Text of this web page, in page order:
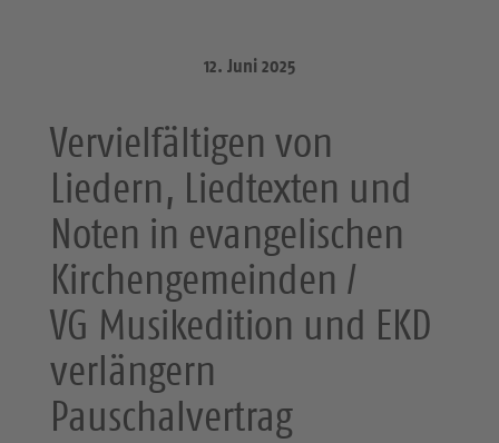
12. Juni 2025
Vervielfältigen von
Liedern, Liedtexten und
Noten in evangelischen
Kirchengemeinden /
VG Musikedition und EKD
verlängern
Pauschalvertrag